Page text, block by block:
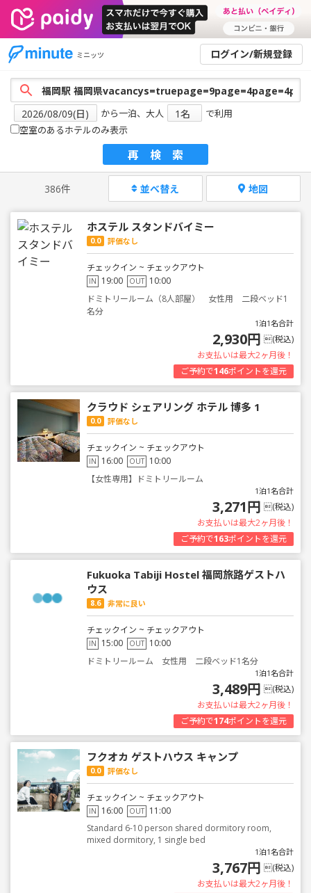
ミニッツ ログイン/新規登録
から一泊、大人
で利用
空室のあるホテルのみ表示
再検索
386件 並べ替え 地図
ホステル スタンドバイミー
0.0 評価なし
チェックイン ~ チェックアウト
IN 19:00 OUT 10:00
ドミトリールーム（8人部屋） 女性用 二段ベッド1
名分
1泊1名合計
2,930円 (税込)
お支払いは最大2ヶ月後！
ご予約で146ポイントを還元
クラウド シェアリング ホテル 博多 1
0.0 評価なし
チェックイン ~ チェックアウト
IN 16:00 OUT 10:00
【女性専用】ドミトリールーム
1泊1名合計
3,271円 (税込)
お支払いは最大2ヶ月後！
ご予約で163ポイントを還元
Fukuoka Tabiji Hostel 福岡旅路ゲストハ
ウス
8.6 非常に良い
チェックイン ~ チェックアウト
IN 15:00 OUT 10:00
ドミトリールーム 女性用 二段ベッド1名分
1泊1名合計
3,489円 (税込)
お支払いは最大2ヶ月後！
ご予約で174ポイントを還元
フクオカ ゲストハウス キャンプ
0.0 評価なし
チェックイン ~ チェックアウト
IN 16:00 OUT 11:00
Standard 6-10 person shared dormitory room,
mixed dormitory, 1 single bed
1泊1名合計
3,767円 (税込)
お支払いは最大2ヶ月後！